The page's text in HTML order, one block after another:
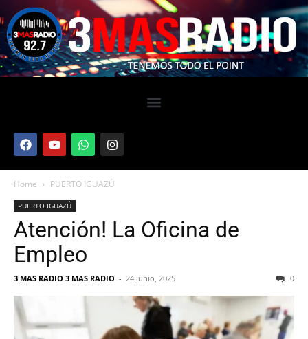
Home PUERTO IGUAZÚ
PUERTO IGUAZÚ
Atención! La Oficina de
Empleo
3 MAS RADIO 3 MAS RADIO - 24 junio, 2025 0